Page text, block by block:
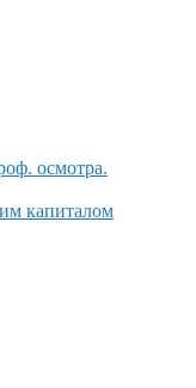
осмотра.
капиталом